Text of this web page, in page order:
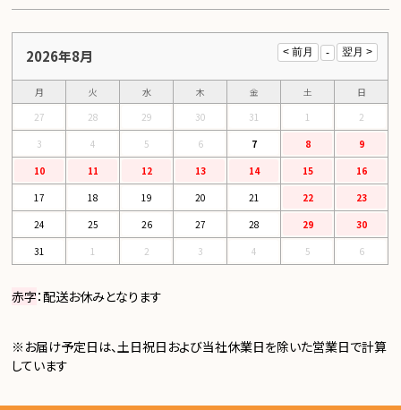
2026年8月
月 火 水 木 金 土
日
27
28 29 30 31 1
2
3
4 5 6 7 8
9
10
11 12 13 14 15
16
17
18 19 20 21 22
23
24
25 26 27 28 29
30
31
1 2 3 4 5 6
赤字：配送お休みとなります
※お届け予定日は、土日祝日および当社休業日を除いた営業日で計算
しています